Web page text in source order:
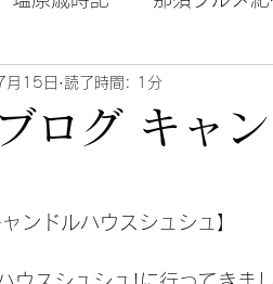
ログ キャ
15日 読了時間: 1分
ンドルハウスシュシュ】